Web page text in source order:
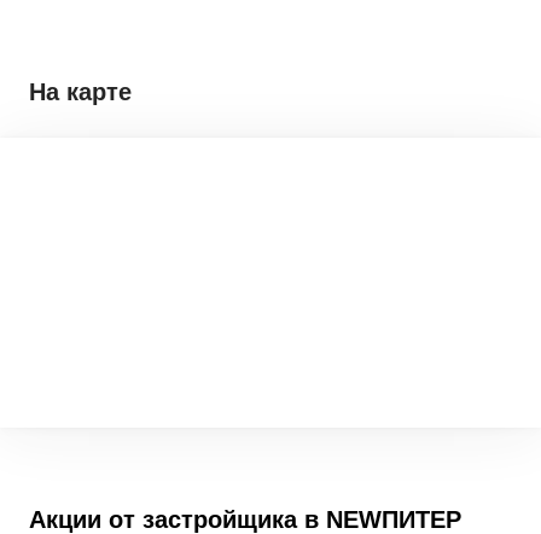
На карте
Акции от застройщика в NEWПИТЕР